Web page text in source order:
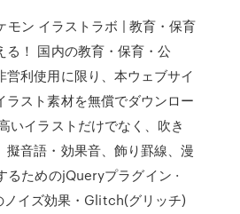
モン イラストラボ | 教育・保育
る！ 国内の教育・保育・公
営利使用に限り、本ウェブサイ
ラスト素材を無償でダウンロー
いイラストだけでなく、吹き
擬音語・効果音、飾り罫線、漫
るためのjQueryプラグイン ·
イズ効果・Glitch(グリッチ)